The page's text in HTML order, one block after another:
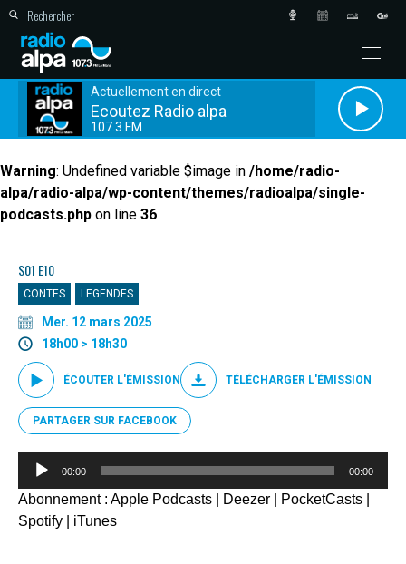
Actuellement en direct
Ecoutez Radio alpa
107.3 FM
Warning: Undefined variable $image in /home/radio-
alpa/radio-alpa/wp-content/themes/radioalpa/single-
podcasts.php on line 36
S01 E10
CONTES LEGENDES
Mer. 12 mars 2025
18h00 > 18h30
ÉCOUTER L'ÉMISSION TÉLÉCHARGER L'ÉMISSION
PARTAGER SUR FACEBOOK
Lecteur
00:00 00:00
Abonnement : Apple Podcasts Deezer PocketCasts
Spotify
iTunes